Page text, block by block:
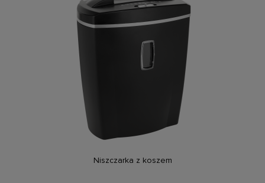
Niszczarka z koszem
powiadom o dostępności